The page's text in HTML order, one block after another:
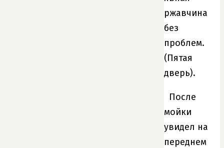
ржавчина
без
проблем.
(Пятая
дверь).
После
мойки
увидел на
переднем